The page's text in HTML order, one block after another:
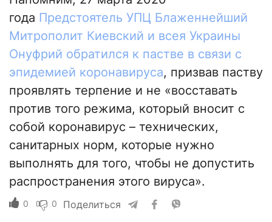
года Предстоятель УПЦ Блаженнейший
Митрополит Киевский и всея Украины
Онуфрий обратился к пастве в связи с
эпидемией коронавируса, призвав паству
проявлять терпение и не «восставать
против того режима, который вносит с
собой коронавирус – технических,
санитарных норм, которые нужно
выполнять для того, чтобы не допустить
распространения этого вируса».
0 0 Поделиться